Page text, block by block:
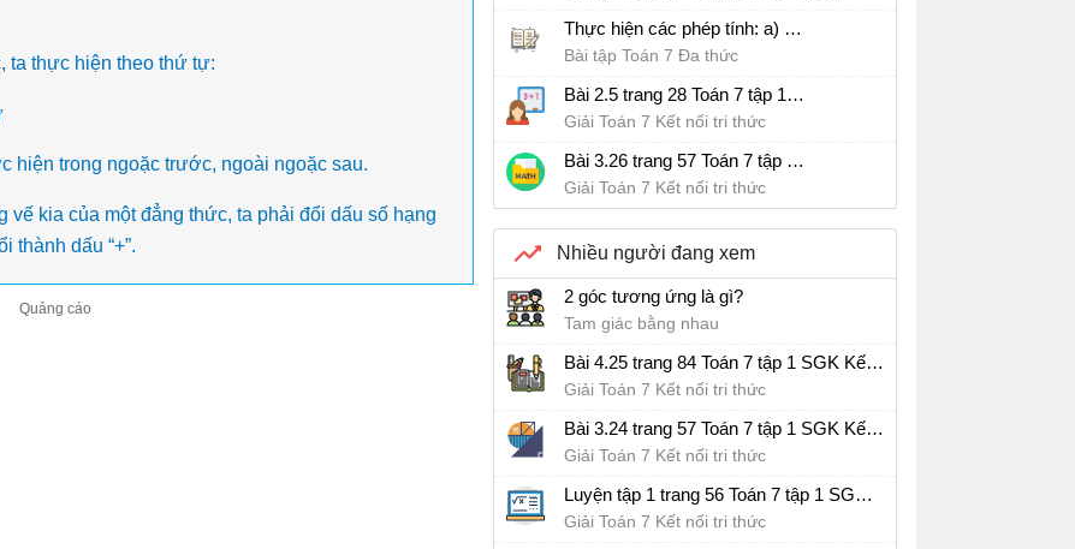
ta thực hiện theo thứ tự:
hiện trong ngoặc trước, ngoài ngoặc sau.
vế kia của một đẳng thức, ta phải đổi dấu số hạng
thành dấu “+”.
Thực hiện các phép tính: a) 3x(x^2 - 5x + 7); b) (x + 4)(- x^2 + 6x + 5)
Bài tập Toán 7 Đa thức
Bài 2.5 trang 28 Toán 7 tập 1 SGK Kết nối tri thức với cuộc sống
Giải Toán 7 Kết nối tri thức
Bài 3.26 trang 57 Toán 7 tập 1 SGK Kết nối tri thức với cuộc sống
Giải Toán 7 Kết nối tri thức
Nhiều người đang xem
2 góc tương ứng là gì?
Tam giác bằng nhau
Bài 4.25 trang 84 Toán 7 tập 1 SGK Kết nối tri thức với cuộc sống
Giải Toán 7 Kết nối tri thức
Bài 3.24 trang 57 Toán 7 tập 1 SGK Kết nối tri thức với cuộc sống
Giải Toán 7 Kết nối tri thức
Luyện tập 1 trang 56 Toán 7 tập 1 SGK Kết nối tri thức với cuộc sống
Giải Toán 7 Kết nối tri thức